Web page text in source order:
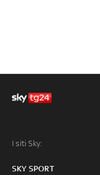
I siti Sky:
SKY SPORT